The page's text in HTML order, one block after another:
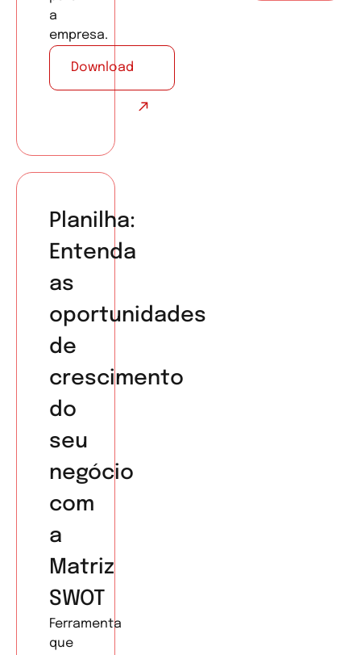
a
empresa.
Download
Planilha:
Entenda
as
oportunidades
de
crescimento
do
seu
negócio
com
a
Matriz
SWOT
Ferramenta
que